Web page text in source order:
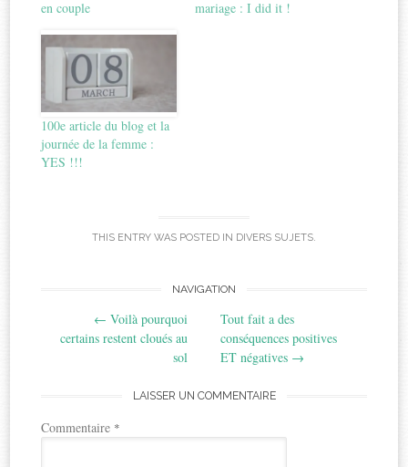
en couple
mariage : I did it !
100e article du blog et la
journée de la femme :
YES !!!
THIS ENTRY WAS POSTED IN DIVERS SUJETS.
navigation
NAVIGATION
← Voilà pourquoi
certains restent cloués au
sol
Tout fait a des
conséquences positives
ET négatives →
LAISSER UN COMMENTAIRE
Commentaire *